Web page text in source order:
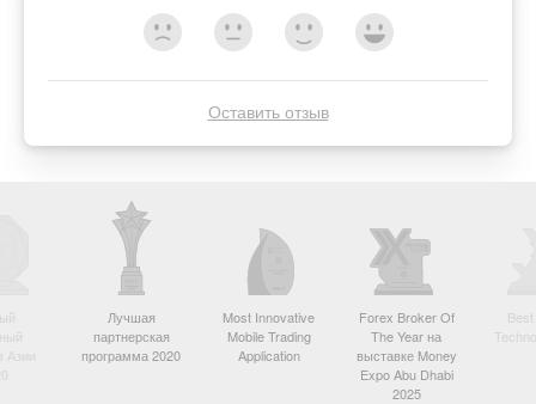
Оставить отзыв
Азии
Лучшая
партнерская
программа 2020
Most Innovative
Mobile Trading
Application
Forex Broker Of
The Year на
выставке Money
Expo Abu Dhabi
2025